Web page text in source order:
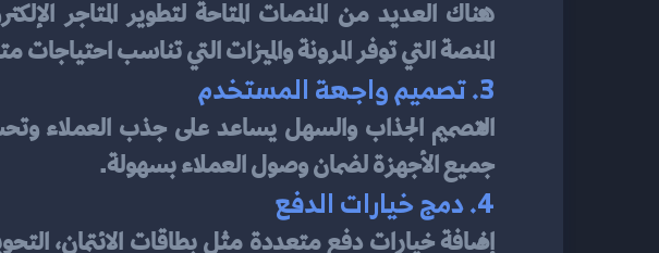
المنصة التي توفر المرونة والميزات التي تناسب
3. تصميم واجهة المستخدم
جميع الأجهزة لضمان وصول العملاء بسهولة.
4. دمج خيارات الدفع